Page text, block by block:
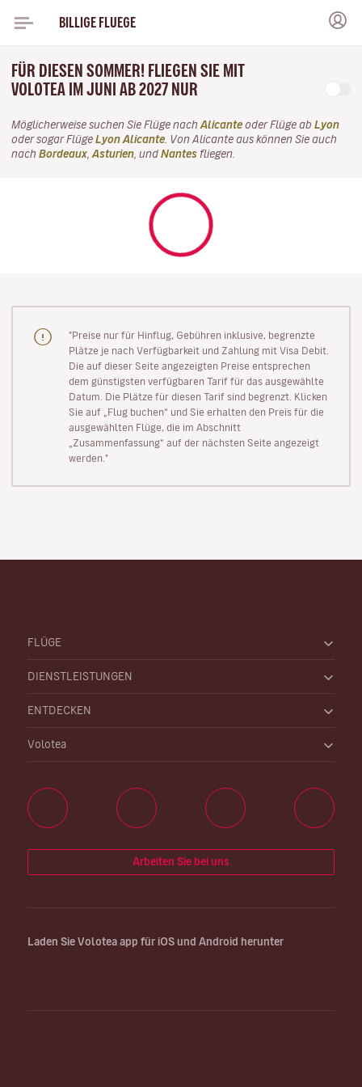
BILLIGE FLUEGE
FÜR DIESEN SOMMER! FLIEGEN SIE MIT
VOLOTEA IM JUNI AB 2027 NUR
Möglicherweise suchen Sie Flüge nach Alicante oder Flüge ab Lyon
oder sogar Flüge Lyon Alicante . Von Alicante aus können Sie auch
nach Bordeaux Asturien , und Nantes fliegen.
"Preise nur für Hinflug, Gebühren inklusive, begrenzte
Plätze je nach Verfügbarkeit und Zahlung mit Visa Debit.
Die auf dieser Seite angezeigten Preise entsprechen
dem günstigsten verfügbaren Tarif für das ausgewählte
Datum. Die Plätze für diesen Tarif sind begrenzt. Klicken
Sie auf „Flug buchen“ und Sie erhalten den Preis für die
ausgewählten Flüge, die im Abschnitt
„Zusammenfassung“ auf der nächsten Seite angezeigt
werden."
FLÜGE
DIENSTLEISTUNGEN
ENTDECKEN
Volotea
Arbeiten Sie bei uns
Laden Sie Volotea app für iOS und Android herunter